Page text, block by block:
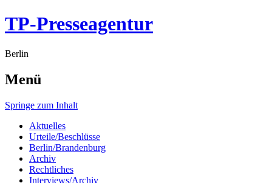
TP-Presseagentur
Berlin
Menü
Springe zum Inhalt
Aktuelles
Urteile/Beschlüsse
Berlin/Brandenburg
Archiv
Rechtliches
Interviews/Archiv